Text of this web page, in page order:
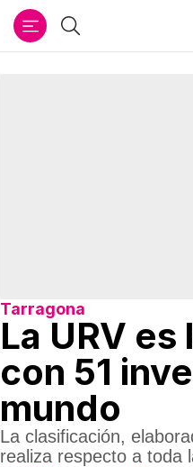
Buscar
Tarragona
La URV
con 51
mundo
La clasificación,
realiza respecto a toda